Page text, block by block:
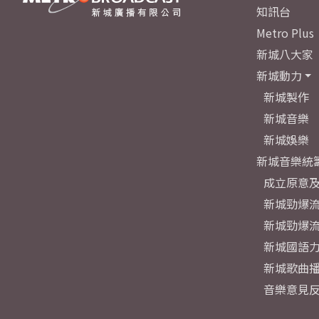
知訊台
Metro Plus
新城八大家
新城動力
新城製作
新城音樂
新城娛樂
新城音樂統
成立原意
新城勁爆
新城勁爆
新城國語
新城歌曲
音樂意見